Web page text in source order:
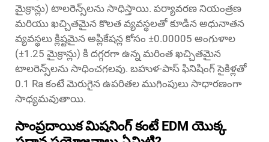
మైక్రాన్లు) టాలరెన్స్‌లను సాధిస్తాయి. పర్యావరణ నియంత్రణ
మరియు ఖచ్చితమైన కొలత వ్యవస్థలతో కూడిన అధునాతన
వ్యవస్థలు క్లిష్టమైన అప్లికేషన్ల కోసం ±0.00005 అంగుళాల
(±1.25 మైక్రాన్లు) కి దగ్గరగా ఉన్న మరింత ఖచ్చితమైన
టాలరెన్స్‌లను సాధించగలవు. బహుళ-పాస్ ఫినిషింగ్ సైకిళ్లతో
0.1 Ra కంటే మెరుగైన ఉపరితల ముగింపులు సాధారణంగా
సాధ్యమవుతాయి.
సాంప్రదాయిక మిషనింగ్ కంటే EDM యొక్క